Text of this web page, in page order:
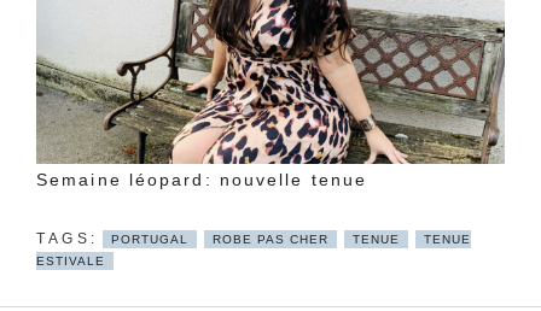
Semaine léopard: nouvelle tenue
PORTUGAL ROBE PAS CHER TENUE
TENUE
ESTIVALE